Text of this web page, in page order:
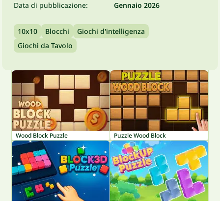
Data di pubblicazione:
Gennaio 2026
10x10 Blocchi
Giochi d'intelligenza
Giochi da Tavolo
Wood Block Puzzle Puzzle Wood Block